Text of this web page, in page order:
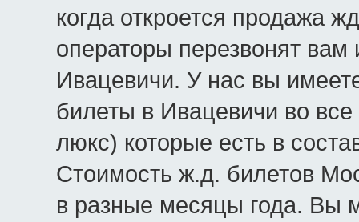
когда откроется продажа
операторы перезвонят
Ивацевичи. У нас вы
билеты в Ивацевичи во все
люкс) которые есть в
Стоимость ж.д. билетов
в разные месяцы года. Вы